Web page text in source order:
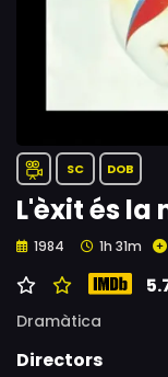
SC DOB
L'èxit és
1984 1h 31m
Dramàtica
Directors